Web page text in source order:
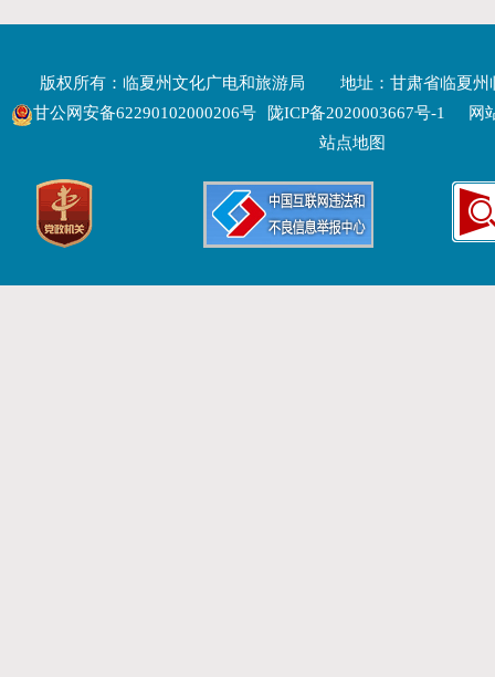
版权所有：临夏州文化广电和旅游局
地址：甘肃省临夏州
甘公网安备62290102000206号
陇ICP备2020003667号-1
网
站点地图